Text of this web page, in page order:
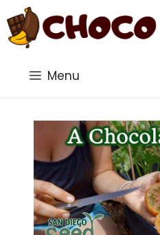
Saltar
al
contenido
Menu